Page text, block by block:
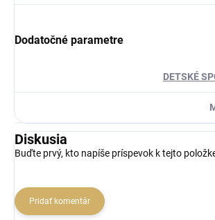
Dodatočné parametre
DETSKÉ
Diskusia
Buďte prvý, kto napíše príspevok k tejto
Pridať komentár